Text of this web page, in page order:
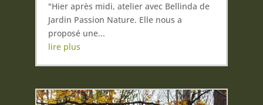
"Hier après midi, atelier avec Bellinda de
Jardin Passion Nature. Elle nous a
proposé une...
lire plus